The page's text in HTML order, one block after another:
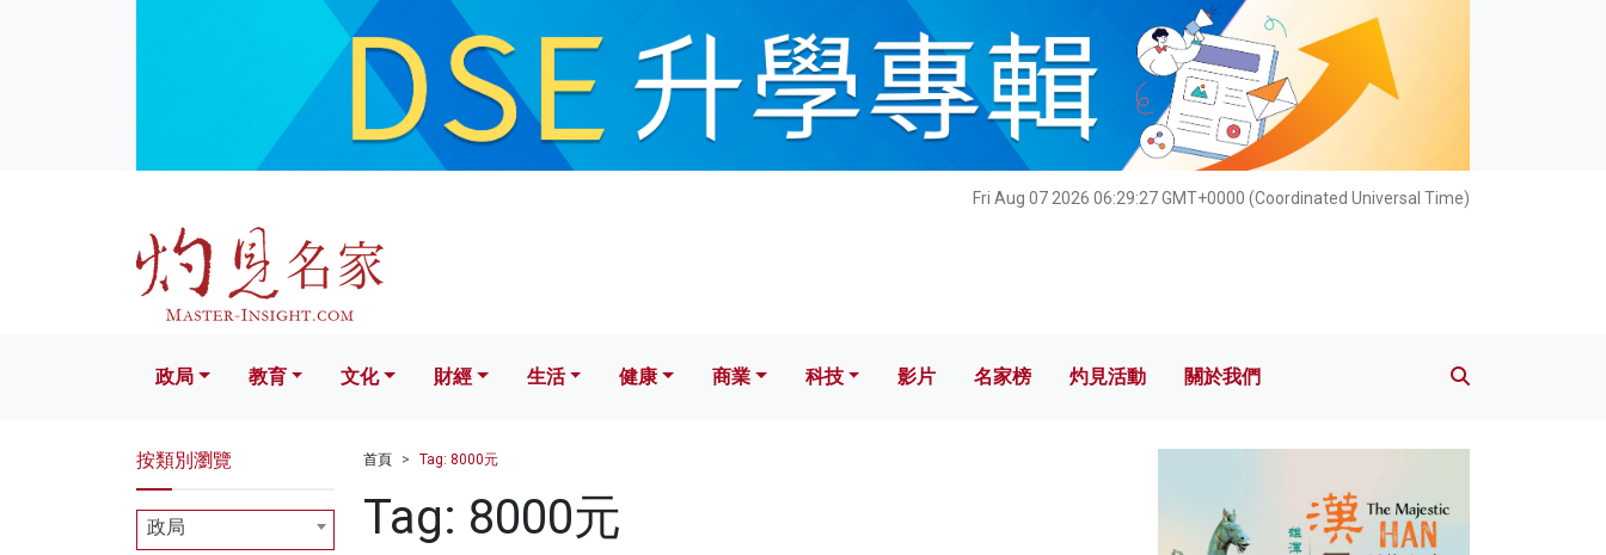
Fri Aug 07 2026 06:29:28 GMT+0000 (Coordinated Universal Time)
文化 財經 生活 健康 科技 影片 名家榜 灼見活動 關於我們
政局 教育 文化 財經 生活 健康 商業 科技 影片 名家榜 灼見活動 關於我們
首頁 Tag: 8000元
Tag: 8000元
按類別瀏覽
政局